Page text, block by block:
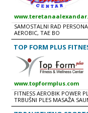
SAMOSTALNI RAD
AEROBIC, TAE BO
TOP FORM PLUS
www.topformplus.com
FITNESS AEROBIK POWER
TRBUŠNI PLES MASAŽA
SAMOPOTAMNjIVANjE